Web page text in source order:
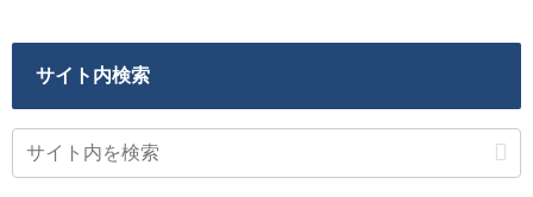
サイト内検索